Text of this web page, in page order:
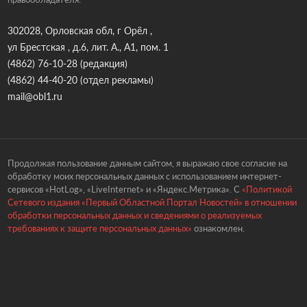
302028, Орловская обл, г Орёл ,
ул Брестская , д.6, лит. А., А1, пом. 1
(4862) 76-10-28(редакция)
(4862) 44-40-20(отдел рекламы)
mail@obl1.ru
Продолжая пользование данным сайтом, я выражаю свое согласие на
обработку моих персональных данных с использованием интернет-
сервисов «HotLog», «LiveInternet» и «Яндекс.Метрика». С «Политикой
Сетевого издания «Первый Областной Портал Новостей» в отношении
обработки персональных данных и сведениями о реализуемых
требованиях к защите персональных данных» ознакомлен.